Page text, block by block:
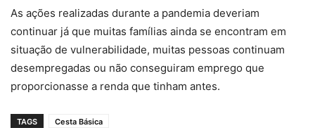
As ações realizadas durante a pandemia deveriam
continuar já que muitas famílias ainda se encontram em
situação de vulnerabilidade, muitas pessoas continuam
desempregadas ou não conseguiram emprego que
proporcionasse a renda que tinham antes.
TAGS Cesta Básica